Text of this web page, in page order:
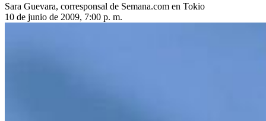
Sara Guevara, corresponsal de Semana.com en Tokio
10 de junio de 2009, 7:00 p. m.